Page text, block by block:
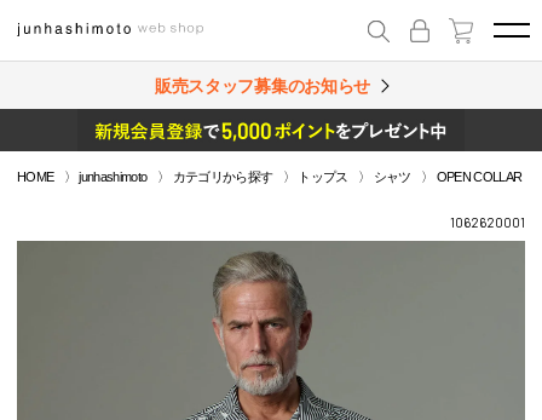
販売スタッフ募集のお知らせ
HOME junhashimoto カテゴリから探す トップス シャツ OPEN COLLAR S/S
1062620001